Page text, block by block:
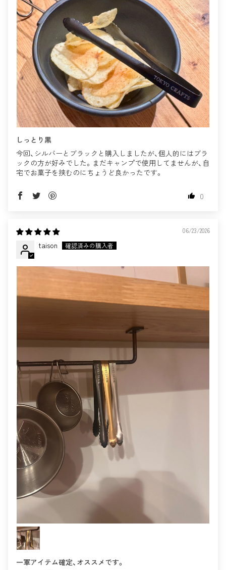
しっとり黒
今回、シルバーとブラックと購入しましたが、個人的にはブラ
ックの方が好みでした。まだキャンプで使用してませんが、自
宅でお菓子を挟むのにちょうど良かったです。
0
06/23/2026
taison
一軍アイテム確定、オススメです。